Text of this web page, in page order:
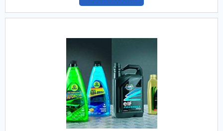
tecnológicos processos e materiais na fabricação das
nylon são etiquetas especiais, fabricadas em tecido.
Normalmente, são impressas com informações sobre o
tamanho da peça, sua composição, logo da empresa, dentre
outros. Dessa forma, a utilidade desse tipo de etiqueta
acaba sendo dupla, pois além de transmitirem informações
importantes ao consumidor, podem apresentar a marca do
fabricante. Abaixo, é possível verificar quais as qualidade